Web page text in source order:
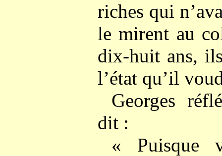
riches qui
le mirent au
dix-huit ans,
l’état qu’il
Georges
dit :
« Puisque